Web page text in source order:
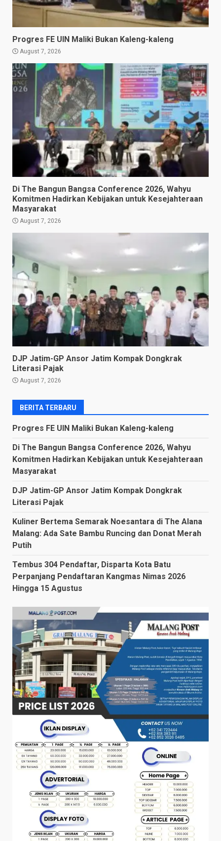
Progres FE UIN Maliki Bukan Kaleng-kaleng
August 7, 2026
Di The Bangun Bangsa Conference 2026, Wahyu
Komitmen Hadirkan Kebijakan untuk Kesejahteraan
Masyarakat
August 7, 2026
DJP Jatim-GP Ansor Jatim Kompak Dongkrak
Literasi Pajak
August 7, 2026
BERITA TERBARU
Progres FE UIN Maliki Bukan Kaleng-kaleng
Di The Bangun Bangsa Conference 2026, Wahyu
Komitmen Hadirkan Kebijakan untuk Kesejahteraan
Masyarakat
DJP Jatim-GP Ansor Jatim Kompak Dongkrak
Literasi Pajak
Kuliner Bertema Semarak Noesantara di The Alana
Malang: Ada Sate Bambu Runcing dan Donat Merah
Putih
Tembus 304 Pendaftar, Disparta Kota Batu
Perpanjang Pendaftaran Kangmas Nimas 2026
Hingga 15 Agustus